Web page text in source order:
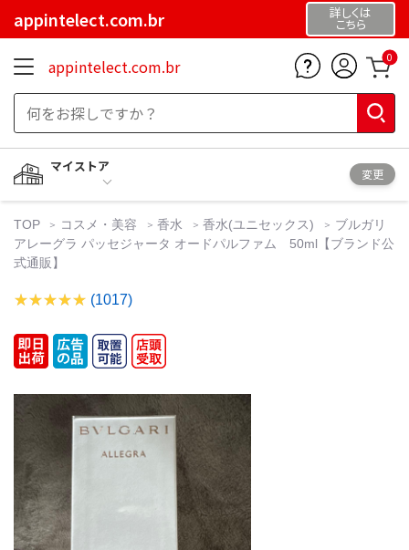
appintelect.com.br 詳しくは
こちら
appintelect.com.br 0
マイストア
変更
TOP コスメ・美容 香水 香水(ユニセックス)
ブルガリ
アレーグラ パッセジャータ オードパルファム 50ml【ブランド公
式通販】
(1017)